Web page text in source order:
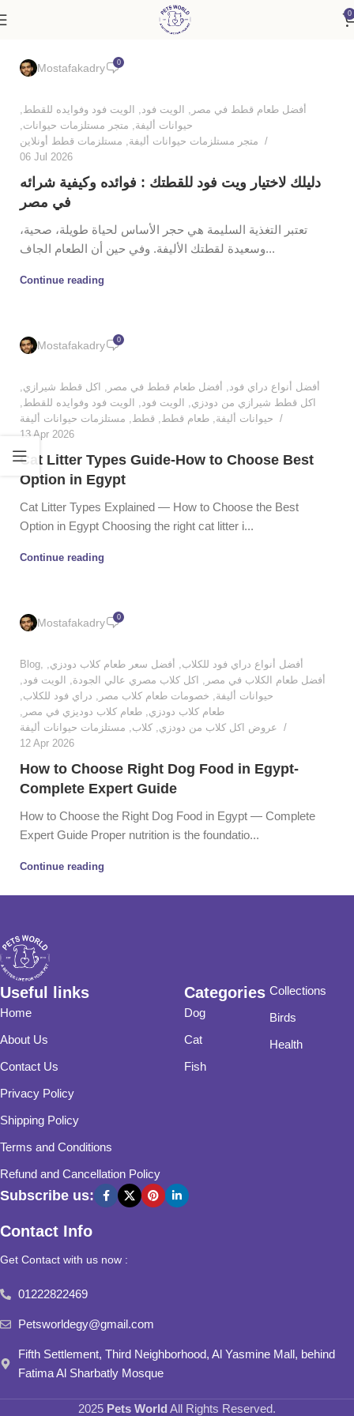
0
Mostafakadry 0
أفضل طعام قطط في مصر , الويت فود, الويت فود وفوايده للقطط,
حيوانات أليفة, متجر مستلزمات حيوانات,
متجر مستلزمات حيوانات أليفة, مستلزمات قطط أونلاين
06 Jul 2026
دليلك لاختيار ويت فود للقطتك : فوائده وكيفية شرائه
في مصر
تعتبر التغذية السليمة هي حجر الأساس لحياة طويلة، صحية،
وسعيدة لقطتك الأليفة. وفي حين أن الطعام الجاف...
Continue reading
Mostafakadry 0
أفضل أنواع دراي فود, أفضل طعام قطط في مصر , اكل قطط شيرازي,
اكل قطط شيرازي من دودزي, الويت فود, الويت فود وفوايده للقطط,
حيوانات أليفة, طعام قطط, قطط, مستلزمات حيوانات أليفة
13 Apr 2026
Cat Litter Types Guide-How to Choose Best
Option in Egypt
Cat Litter Types Explained — How to Choose the Best
Option in Egypt Choosing the right cat litter i...
Continue reading
Mostafakadry 0
Blog, أفضل أنواع دراي فود للكلاب, أفضل سعر طعام كلاب دودزي,
أفضل طعام الكلاب في مصر , اكل كلاب مصري عالي الجودة, الويت فود,
حيوانات أليفة, خصومات طعام كلاب مصر , دراي فود للكلاب,
طعام كلاب دودزي, طعام كلاب دوديزي في مصر ,
عروض اكل كلاب من دودزي, كلاب, مستلزمات حيوانات أليفة
12 Apr 2026
How to Choose Right Dog Food in Egypt-
Complete Expert Guide
How to Choose the Right Dog Food in Egypt — Complete
Expert Guide Proper nutrition is the foundatio...
Continue reading
Useful links
Home
About Us
Contact Us
Privacy Policy
Shipping Policy
Terms and Conditions
Refund and Cancellation Policy
Categories
Dog
Cat
Fish
Collections
Birds
Health
Subscribe us:
Contact Info
Get Contact with us now :
01222822469
Petsworldegy@gmail.com
Fifth Settlement, Third Neighborhood, Al Yasmine Mall, behind
Fatima Al Sharbatly Mosque
2025 Pets World All Rights Reserved.